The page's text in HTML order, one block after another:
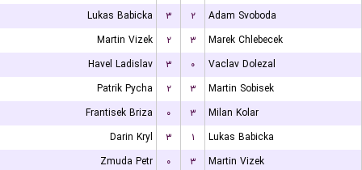
Lukas Babicka
۳ ۲
Adam Svoboda
Martin Vizek
۲ ۳
Marek Chlebecek
Havel Ladislav
۳ ۰
Vaclav Dolezal
Patrik Pycha
۲ ۳
Martin Sobisek
Frantisek Briza
۰ ۳
Milan Kolar
Darin Kryl
۳ ۱
Lukas Babicka
Zmuda Petr
۰ ۳
Martin Vizek